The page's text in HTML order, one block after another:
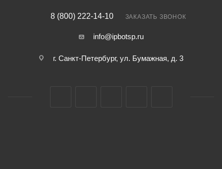
8 (800) 222-14-10 ЗАКАЗАТЬ ЗВОНОК
info@ipbotsp.ru
г. Санкт-Петербург, ул. Бумажная, д. 3